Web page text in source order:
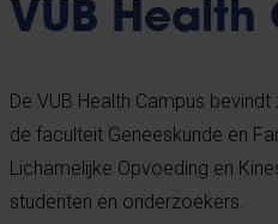
VUB Health
De VUB Health Campus
de faculteit Geneeskunde en
Lichamelijke Opvoeding en
studenten en onderzoekers.